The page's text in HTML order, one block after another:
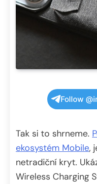
Follow
Tak si to shrneme.
ekosystém Mobile,
netradiční kryt.
Wireless Charging